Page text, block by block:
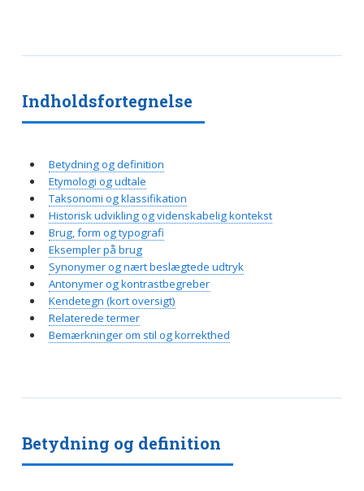
Betydning og definition
Indholdsfortegnelse
Betydning og definition
Etymologi og udtale
Taksonomi og klassifikation
Historisk udvikling og videnskabelig kontekst
Brug, form og typografi
Eksempler på brug
Synonymer og nært beslægtede udtryk
Antonymer og kontrastbegreber
Kendetegn (kort oversigt)
Relaterede termer
Bemærkninger om stil og korrekthed